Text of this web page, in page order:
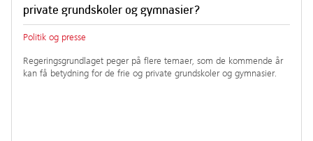
private grundskoler og gymnasier?
Politik og presse
Regeringsgrundlaget peger på flere temaer, som de kommende år
kan få betydning for de frie og private grundskoler og gymnasier.